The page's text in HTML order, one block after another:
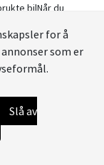
bilNår du
for å
som er
Slå av